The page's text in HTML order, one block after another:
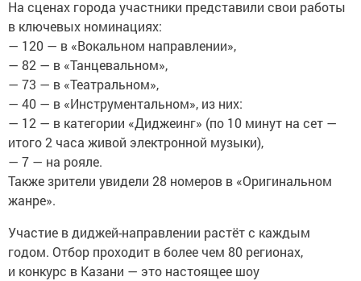
На сценах города участники представили свои работы
в ключевых номинациях:
— 120 — в «Вокальном направлении»,
— 82 — в «Танцевальном»,
— 73 — в «Театральном»,
— 40 — в «Инструментальном», из них:
— 12 — в категории «Диджеинг» (по 10 минут на сет —
итого 2 часа живой электронной музыки),
— 7 — на рояле.
Также зрители увидели 28 номеров в «Оригинальном
жанре».
Участие в диджей-направлении растёт с каждым
годом. Отбор проходит в более чем 80 регионах,
и конкурс в Казани — это настоящее шоу